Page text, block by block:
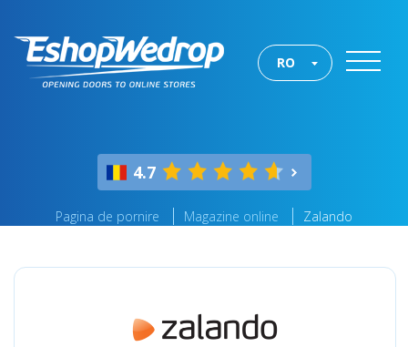
RO
4.7
Pagina de pornire Magazine online Zalando